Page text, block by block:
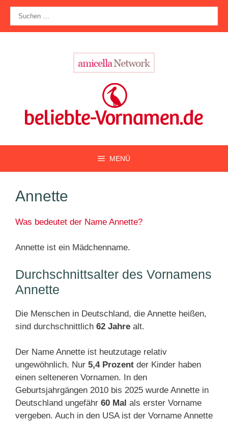
Zum
Inhalt
springen
nach:
MENÜ
Annette
Was bedeutet der Name Annette?
Annette ist ein Mädchenname.
Durchschnittsalter des Vornamens
Annette
Die Menschen in Deutschland, die Annette heißen,
sind durchschnittlich 62 Jahre alt.
Der Name Annette ist heutzutage relativ
ungewöhnlich. Nur 5,4 Prozent der Kinder haben
einen selteneren Vornamen. In den
Geburtsjahrgängen 2010 bis 2025 wurde Annette in
Deutschland ungefähr 60 Mal als erster Vorname
vergeben. Auch in den USA ist der Vorname Annette